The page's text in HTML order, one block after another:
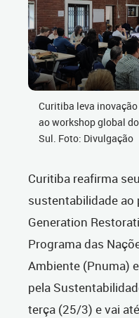
Curitiba leva
ao workshop global
Sul. Foto: Divulgação
Curitiba reafirma
sustentabilidade ao
Generation
Programa das
Ambiente (Pnuma)
pela
terça (25/3) e vai